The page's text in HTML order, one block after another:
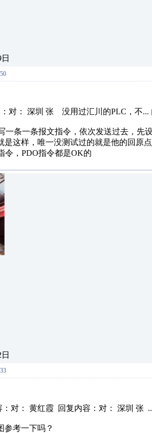
对： 深圳 张 没用过汇川的PLC，不...
条一条报文指令，依次发送过去，先
是这样，唯一没测试过的就是他的回原
令，PDO指令都是OK的
：对： 黄红霞 回复内容：对： 深圳 张
参考一下吗？